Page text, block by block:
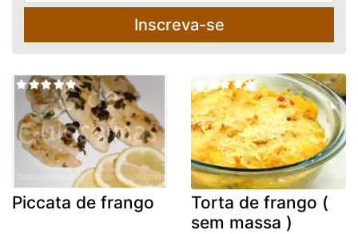
Inscreva-se
Piccata de frango
Torta de frango (
sem massa )